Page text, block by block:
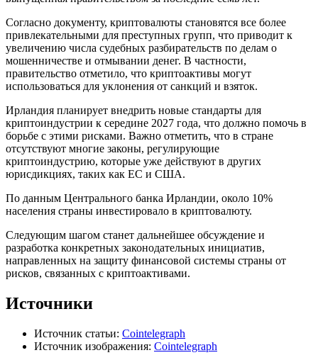
Согласно документу, криптовалюты становятся все более
привлекательными для преступных групп, что приводит к
увеличению числа судебных разбирательств по делам о
мошенничестве и отмывании денег. В частности,
правительство отметило, что криптоактивы могут
использоваться для уклонения от санкций и взяток.
Ирландия планирует внедрить новые стандарты для
криптоиндустрии к середине 2027 года, что должно помочь в
борьбе с этими рисками. Важно отметить, что в стране
отсутствуют многие законы, регулирующие
криптоиндустрию, которые уже действуют в других
юрисдикциях, таких как ЕС и США.
По данным Центрального банка Ирландии, около 10%
населения страны инвестировало в криптовалюту.
Следующим шагом станет дальнейшее обсуждение и
разработка конкретных законодательных инициатив,
направленных на защиту финансовой системы страны от
рисков, связанных с криптоактивами.
Источники
Источник статьи: Cointelegraph
Источник изображения: Cointelegraph